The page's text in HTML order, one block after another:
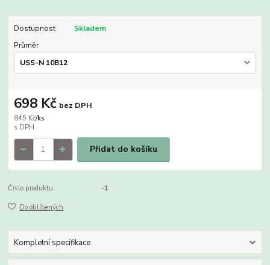
Dostupnost
Skladem
Průměr
845 Kč/ks
698 Kč bez DPH
Přidat do košíku
Číslo produktu: -1
Do oblíbených
Kompletní specifikace